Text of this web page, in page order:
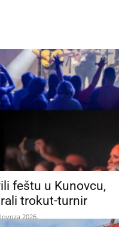
feštu u Kunovcu,
trokut-turnir
2026.